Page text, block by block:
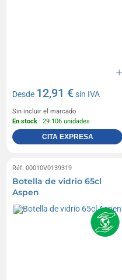
Desde 12,91 €sin IVA
Sin incluir el marcado
En stock : 29 106 unidades
CITA EXPRESA
Réf. 00010V0139319
Botella de vidrio 65cl
Aspen